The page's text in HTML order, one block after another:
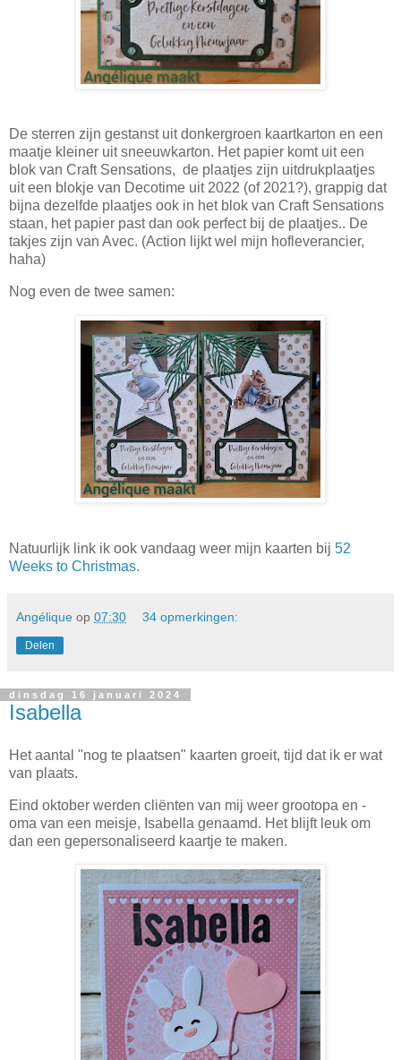
De sterren zijn gestanst uit donkergroen kaartkarton en een
maatje kleiner uit sneeuwkarton. Het papier komt uit een
blok van Craft Sensations, de plaatjes zijn uitdrukplaatjes
uit een blokje van Decotime uit 2022 (of 2021?), grappig dat
bijna dezelfde plaatjes ook in het blok van Craft Sensations
staan, het papier past dan ook perfect bij de plaatjes.. De
takjes zijn van Avec. (Action lijkt wel mijn hofleverancier,
haha)
Nog even de twee samen:
Natuurlijk link ik ook vandaag weer mijn kaarten bij 52
Weeks to Christmas.
Angélique op 07:30 34 opmerkingen:
Delen
dinsdag 16 januari 2024
Isabella
Het aantal "nog te plaatsen" kaarten groeit, tijd dat ik er wat
van plaats.
Eind oktober werden cliënten van mij weer grootopa en -
oma van een meisje, Isabella genaamd. Het blijft leuk om
dan een gepersonaliseerd kaartje te maken.